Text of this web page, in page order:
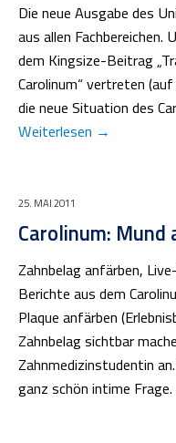
Die neue Ausgabe des
aus allen Fachbereichen.
dem Kingsize-Beitrag
Carolinum“ vertreten
die neue Situation des
Weiterlesen →
25. MAI 2011
Carolinum:
Zahnbelag anfärben,
Berichte aus dem
Plaque anfärben
Zahnbelag sichtbar
Zahnmedizinstudentin
ganz schön intime